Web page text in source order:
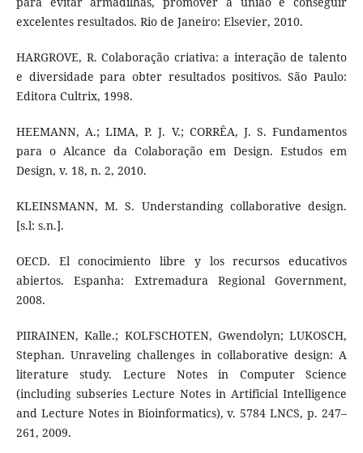
excelentes resultados. Rio de Janeiro: Elsevier, 2010.
HARGROVE, R. Colaboração criativa: a interação de talento
e diversidade para obter resultados positivos. São Paulo:
Editora Cultrix, 1998.
HEEMANN, A.; LIMA, P. J. V.; CORRÊA, J. S. Fundamentos
para o Alcance da Colaboração em Design. Estudos em
Design, v. 18, n. 2, 2010.
KLEINSMANN, M. S. Understanding collaborative design.
[s.l: s.n.].
OECD. El conocimiento libre y los recursos educativos
abiertos. Espanha: Extremadura Regional Government,
2008.
PIIRAINEN, Kalle.; KOLFSCHOTEN, Gwendolyn; LUKOSCH,
Stephan. Unraveling challenges in collaborative design: A
literature study. Lecture Notes in Computer Science
(including subseries Lecture Notes in Artificial Intelligence
and Lecture Notes in Bioinformatics), v. 5784 LNCS, p. 247–
261, 2009.